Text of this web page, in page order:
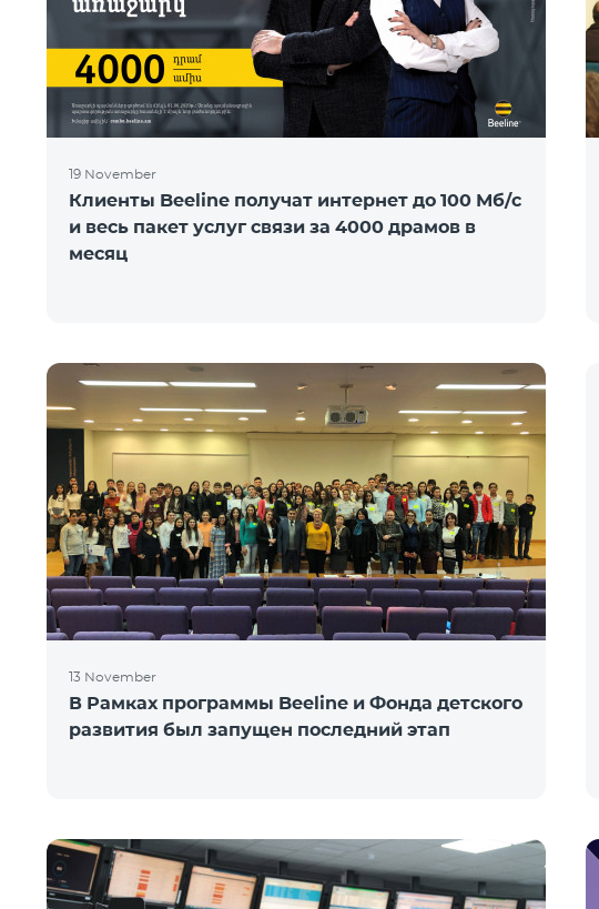
19 November
Клиенты Beeline получат интернет до 100 Мб/с
и весь пакет услуг связи за 4000 драмов в
месяц
13 November
В Рамках программы Beeline и Фонда детского
развития был запущен последний этап